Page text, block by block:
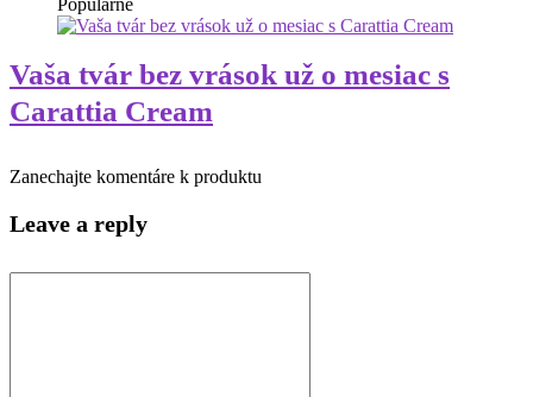
Populárne
Vaša tvár bez vrások už o mesiac s
Carattia Cream
Zanechajte komentáre k produktu
Leave a reply